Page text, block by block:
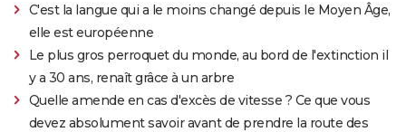
C'est la langue qui a le moins changé depuis le Moyen Âge,
elle est européenne
Le plus gros perroquet du monde, au bord de l'extinction il
y a 30 ans, renaît grâce à un arbre
Quelle amende en cas d'excès de vitesse ? Ce que vous
devez absolument savoir avant de prendre la route des